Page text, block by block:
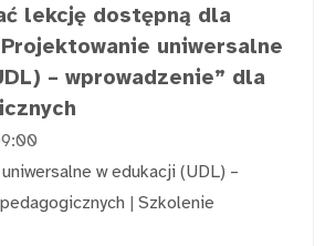
lekcję dostępną dla
uniwersalne
– wprowadzenie” dla
w edukacji (UDL) –
| Szkolenie